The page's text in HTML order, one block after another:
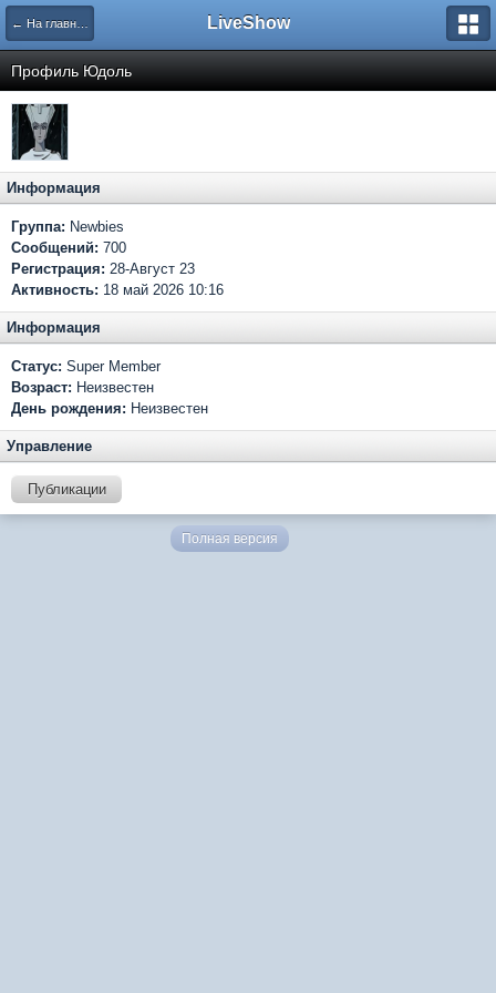
← На главную LiveShow
Профиль Юдоль
Информация
Группа: Newbies
Сообщений: 700
Регистрация: 28-Август 23
Активность: 18 май 2026 10:16
Информация
Статус: Super Member
Возраст: Неизвестен
День рождения: Неизвестен
Управление
Публикации
Полная версия